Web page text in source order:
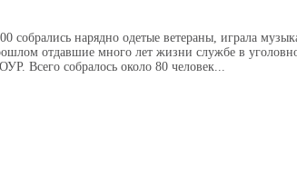
собрались нарядно одетые ветераны, играла
отдавшие много лет жизни службе в
Всего собралось около 80 человек...